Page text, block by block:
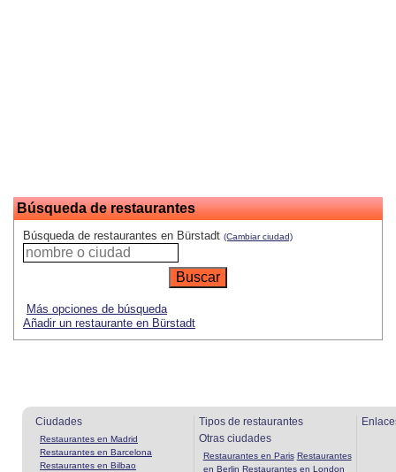
Búsqueda de restaurantes
Búsqueda de restaurantes en Bürstadt (Cambiar ciudad)
Más opciones de búsqueda
Añadir un restaurante en Bürstadt
Ciudades
Restaurantes en Madrid
Restaurantes en Barcelona
Restaurantes en Bilbao
Tipos de restaurantes
Otras ciudades
Restaurantes en Paris Restaurantes
en Berlin Restaurantes en London